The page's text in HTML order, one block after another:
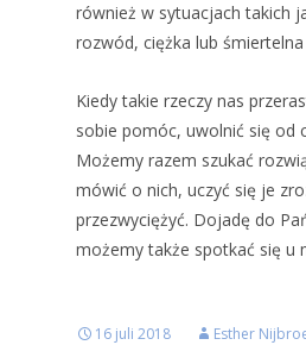
również w sytuacjach takich
rozwód, ciężka lub
Kiedy takie rzeczy nas
sobie pomóc, uwolnić się od
Możemy razem szukać
mówić o nich, uczyć się je
przezwyciężyć. Dojadę do
możemy także spotkać się u
16 juli 2018 Esther